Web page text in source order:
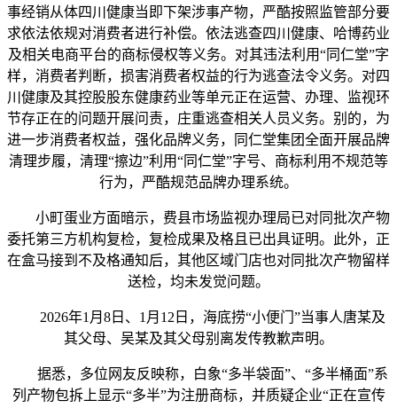
事经销从体四川健康当即下架涉事产物，严酷按照监管部分要
求依法依规对消费者进行补偿。依法逃查四川健康、哈博药业
及相关电商平台的商标侵权等义务。对其违法利用“同仁堂”字
样，消费者判断，损害消费者权益的行为逃查法令义务。对四
川健康及其控股股东健康药业等单元正在运营、办理、监视环
节存正在的问题开展问责，庄重逃查相关人员义务。别的，为
进一步消费者权益，强化品牌义务，同仁堂集团全面开展品牌
清理步履，清理“擦边”利用“同仁堂”字号、商标利用不规范等
行为，严酷规范品牌办理系统。
小町蛋业方面暗示，费县市场监视办理局已对同批次产物
委托第三方机构复检，复检成果及格且已出具证明。此外，正
在盒马接到不及格通知后，其他区域门店也对同批次产物留样
送检，均未发觉问题。
2026年1月8日、1月12日，海底捞“小便门”当事人唐某及
其父母、吴某及其父母别离发传教歉声明。
据悉，多位网友反映称，白象“多半袋面”、“多半桶面”系
列产物包拆上显示“多半”为注册商标，并质疑企业“正在宣传